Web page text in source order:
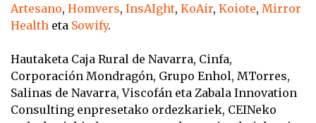
Artesano, Homvers, InsAIght, KoAir, Koiote, Mirror
Health eta Sowify.
Hautaketa Caja Rural de Navarra, Cinfa,
Corporación Mondragón, Grupo Enhol, MTorres,
Salinas de Navarra, Viscofán eta Zabala Innovation
Consulting enpresetako ordezkariek, CEINeko